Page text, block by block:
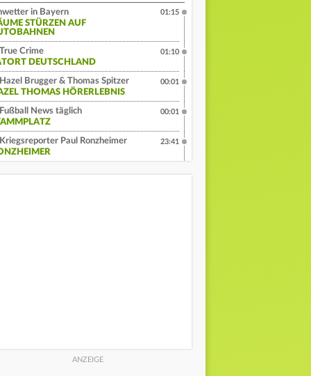
in Bayern
STÜRZEN AUF
01:15
True Crime
DEUTSCHLAND
01:10
Hazel Brugger & Thomas Spitzer
THOMAS HÖRERLEBNIS
00:01
Fußball News täglich
00:01
Kriegsreporter Paul Ronzheimer
23:41